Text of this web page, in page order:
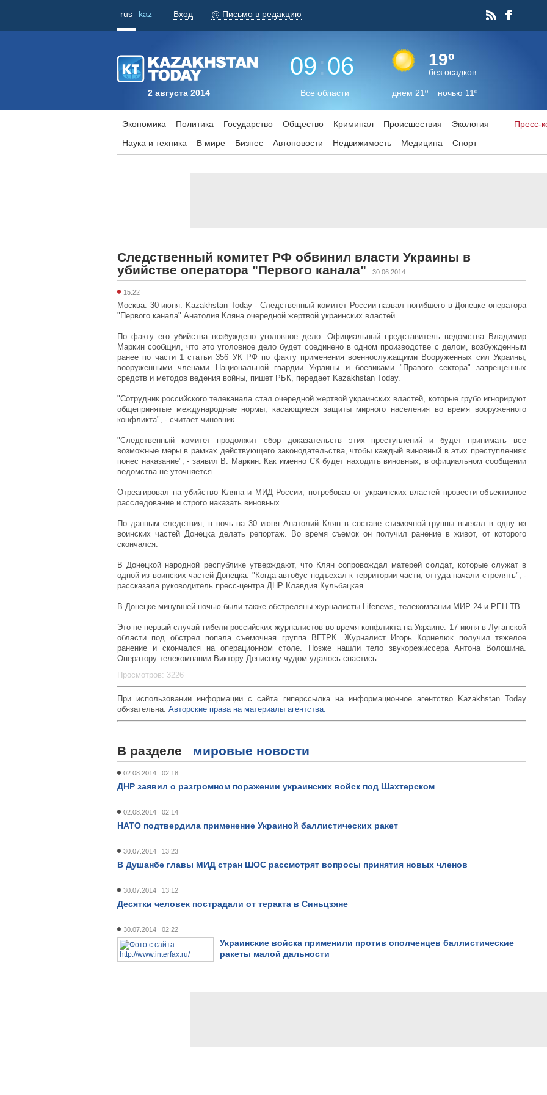
rus kaz Вход @ Письмо в редакцию
2 августа 2014
09:06
Все области
19º
без осадков
днем 21º ночью 11º
Экономика Политика Государство Общество Криминал Происшествия
Экология
Наука и техника
В мире Бизнес Aвтоновости Недвижимость Медицина Спорт
Пресс-
Следственный комитет РФ обвинил власти Украины в
убийстве оператора "Первого канала"
30.06.2014
15:22
Москва. 30 июня. Kazakhstan Today - Следственный комитет России назвал погибшего в Донецке оператора
"Первого канала" Анатолия Кляна очередной жертвой украинских властей.
По факту его убийства возбуждено уголовное дело. Официальный представитель ведомства Владимир
Маркин сообщил, что это уголовное дело будет соединено в одном производстве с делом, возбужденным
ранее по части 1 статьи 356 УК РФ по факту применения военнослужащими Вооруженных сил Украины,
вооруженными членами Национальной гвардии Украины и боевиками "Правого сектора" запрещенных
средств и методов ведения войны, пишет РБК, передает Kazakhstan Today.
"Сотрудник российского телеканала стал очередной жертвой украинских властей, которые грубо игнорируют
общепринятые международные нормы, касающиеся защиты мирного населения во время вооруженного
конфликта", - считает чиновник.
"Следственный комитет продолжит сбор доказательств этих преступлений и будет принимать все
возможные меры в рамках действующего законодательства, чтобы каждый виновный в этих преступлениях
понес наказание", - заявил В. Маркин. Как именно СК будет находить виновных, в официальном сообщении
ведомства не уточняется.
Отреагировал на убийство Кляна и МИД России, потребовав от украинских властей провести объективное
расследование и строго наказать виновных.
По данным следствия, в ночь на 30 июня Анатолий Клян в составе съемочной группы выехал в одну из
воинских частей Донецка делать репортаж. Во время съемок он получил ранение в живот, от которого
скончался.
В Донецкой народной республике утверждают, что Клян сопровождал матерей солдат, которые служат в
одной из воинских частей Донецка. "Когда автобус подъехал к территории части, оттуда начали стрелять", -
рассказала руководитель пресс-центра ДНР Клавдия Кульбацкая.
В Донецке минувшей ночью были также обстреляны журналисты Lifenews, телекомпании МИР 24 и РЕН ТВ.
Это не первый случай гибели российских журналистов во время конфликта на Украине. 17 июня в Луганской
области под обстрел попала съемочная группа ВГТРК. Журналист Игорь Корнелюк получил тяжелое
ранение и скончался на операционном столе. Позже нашли тело звукорежиссера Антона Волошина.
Оператору телекомпании Виктору Денисову чудом удалось спастись.
Просмотров: 3226
При использовании информации с сайта гиперссылка на информационное агентство Kazakhstan Today
обязательна. Авторские права на материалы агентства.
В разделе мировые новости
02.08.2014 02:18
ДНР заявил о разгромном поражении украинских войск под Шахтерском
02.08.2014 02:14
НАТО подтвердила применение Украиной баллистических ракет
30.07.2014 13:23
В Душанбе главы МИД стран ШОС рассмотрят вопросы принятия новых членов
30.07.2014 13:12
Десятки человек пострадали от теракта в Синьцзяне
30.07.2014 02:22
Украинские войска применили против ополченцев баллистические
ракеты малой дальности